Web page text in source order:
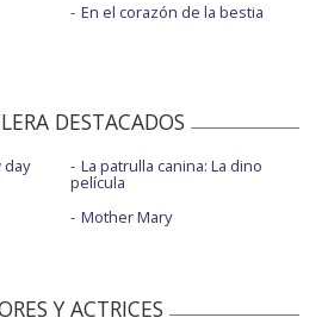
En el corazón de la bestia
DESTACADOS
day
La patrulla canina: La dino
película
Mother Mary
Y ACTRICES